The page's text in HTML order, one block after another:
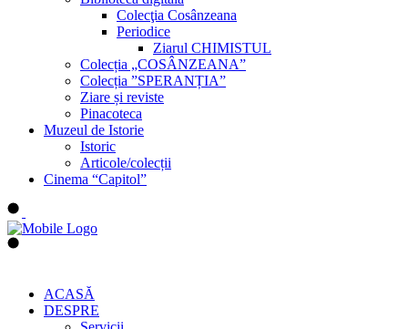
Colecţia Cosânzeana
Periodice
Ziarul CHIMISTUL
Colecția „COSÂNZEANA”
Colecția ”SPERANȚIA”
Ziare și reviste
Pinacoteca
Muzeul de Istorie
Istoric
Articole/colecții
Cinema “Capitol”
ACASĂ
DESPRE